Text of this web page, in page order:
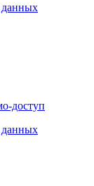
данных
доступ
данных